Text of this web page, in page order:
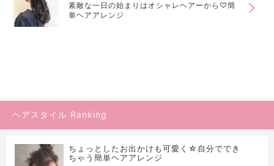
素敵な一日の始まりはオシャレヘアーから♡簡
単ヘアアレンジ
ヘアスタイル Ranking
ちょっとしたお出かけも可愛く☆自分ででき
ちゃう簡単ヘアアレンジ